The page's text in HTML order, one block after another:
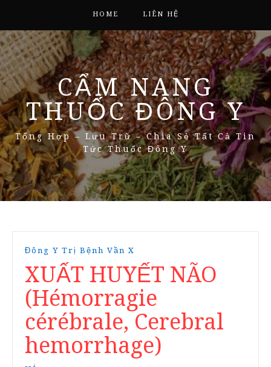
HOME LIÊN HỆ
CẨM NANG
THUỐC ĐÔNG Y
Tổng Hợp – Lưu Trữ – Chia Sẻ Tất Cả Tin
Tức Thuốc Đông Y
Đông Y Trị Bệnh Vần X
XUẤT HUYẾT NÃO
(Hémorragie
cérébrale, Cerebral
hemorrhage)